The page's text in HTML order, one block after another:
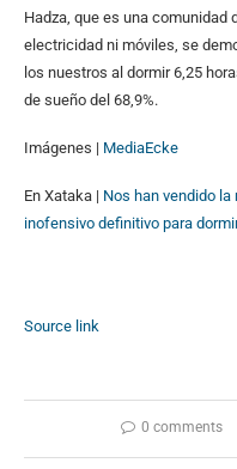
Hadza, que es una comunidad
electricidad ni móviles, se
los nuestros al dormir 6,25
de sueño del 68,9%.
Imágenes | MediaEcke
En Xataka | Nos han vendido
inofensivo definitivo para
Source link
0 comments